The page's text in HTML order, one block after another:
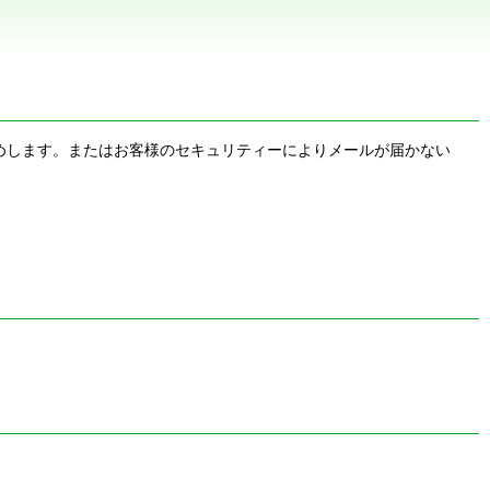
ます。またはお客様のセキュリティーによりメールが届かない